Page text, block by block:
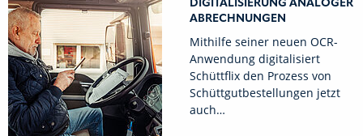
DIGITALISIERUNG ANALOGER
ABRECHNUNGEN
Mithilfe seiner neuen OCR-
Anwendung digitalisiert
Schüttflix den Prozess von
Schüttgutbestellungen jetzt
auch…